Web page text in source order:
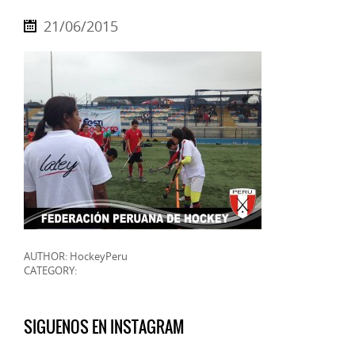
21/06/2015
AUTHOR: HockeyPeru
CATEGORY:
SIGUENOS EN INSTAGRAM